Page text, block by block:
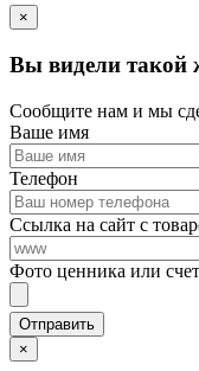
×
Вы видели такой
Сообщите нам и мы
Ваше имя
Телефон
Ссылка на сайт с
Фото ценника или
×